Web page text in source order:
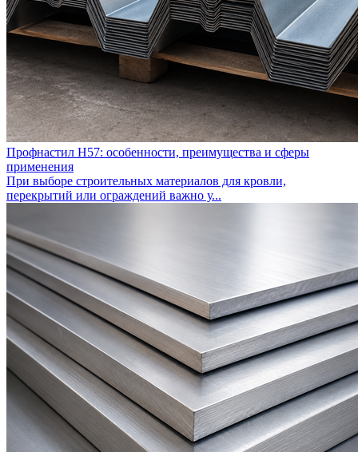
Профнастил Н57: особенности, преимущества и сферы
применения
При выборе строительных материалов для кровли,
перекрытий или ограждений важно у...